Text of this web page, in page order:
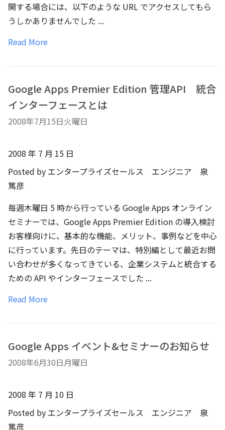
開する場合には、以下のような URL でアクセスしてもら
うしかありませんでした ...
Read More
Google Apps Premier Edition 管理API 統合
インターフェースとは
2008年7月15日火曜日
2008 年 7 月 15 日
Posted by エンタープライズセールス エンジニア 泉
篤彦
毎週木曜日 5 時から行っている Google Apps オンライン
セミナーでは、Google Apps Premier Edition の導入検討
お客様向けに、基本的な機能、メリット、事例などを中心
に行っています。先日のテーマは、特別編として最近お問
い合わせが多くなってきている、企業システムと統合する
ための API やインターフェースでした ...
Read More
Google Apps イベント&セミナーのお知らせ
2008年6月30日月曜日
2008 年 7 月 10 日
Posted by エンタープライズセールス エンジニア 泉
篤彦